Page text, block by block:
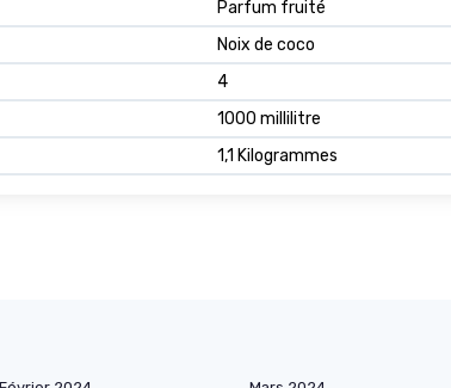
Parfum fruité
Noix de coco
4
1000 millilitre
1,1 Kilogrammes